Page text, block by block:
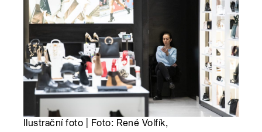
Ilustrační foto | Foto: René Volfík,